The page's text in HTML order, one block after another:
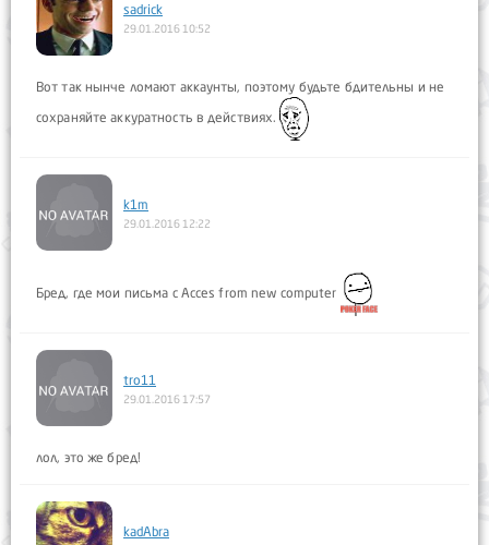
sadrick
29.01.2016 10:52
Вот так нынче ломают аккаунты, поэтому будьте бдительны и не
сохраняйте аккуратность в действиях.
k1m
29.01.2016 12:22
Бред, где мои письма с Acces from new computer
tro11
29.01.2016 17:57
лол, это же бред!
kadAbra